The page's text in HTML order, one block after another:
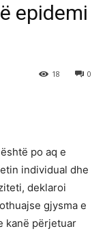
epidemi
0
18
po aq e
individual dhe
deklaroi
gjysma e
kanë përjetuar